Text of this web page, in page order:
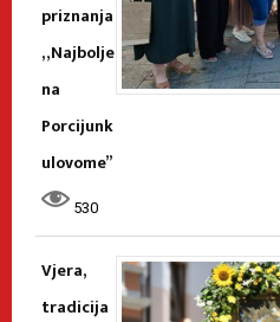
priznanja
„Najbolje
na
Porcijunk
ulovome”
530
Vjera,
tradicija